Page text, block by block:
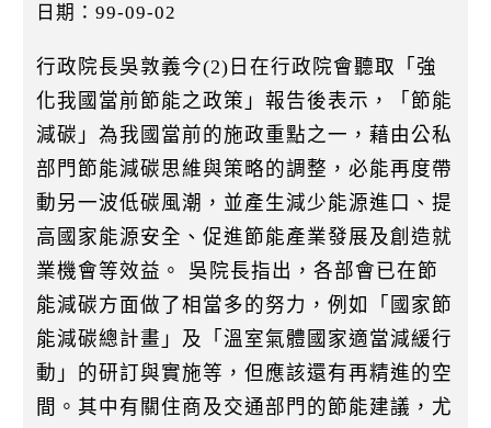
日期：99-09-02
行政院長吳敦義今(2)日在行政院會聽取「強
化我國當前節能之政策」報告後表示，「節能
減碳」為我國當前的施政重點之一，藉由公私
部門節能減碳思維與策略的調整，必能再度帶
動另一波低碳風潮，並產生減少能源進口、提
高國家能源安全、促進節能產業發展及創造就
業機會等效益。 吳院長指出，各部會已在節
能減碳方面做了相當多的努力，例如「國家節
能減碳總計畫」及「溫室氣體國家適當減緩行
動」的研訂與實施等，但應該還有再精進的空
間。其中有關住商及交通部門的節能建議，尤